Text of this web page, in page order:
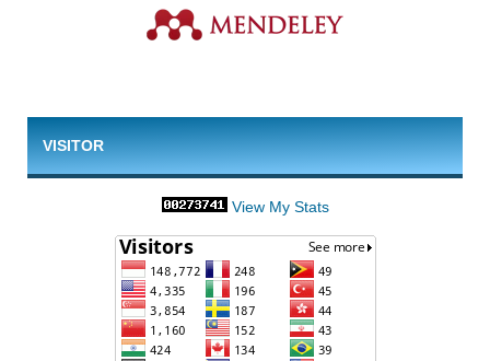
VISITOR
View My Stats